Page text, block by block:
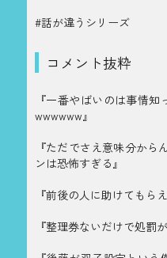
#話が違うシリーズ
コメント抜粋
『一番やばいのは事情
wwwwww』
『ただでさえ意味分から
ンは恐怖すぎる』
『前後の人に助けてもら
『整理券ないだけで処罰